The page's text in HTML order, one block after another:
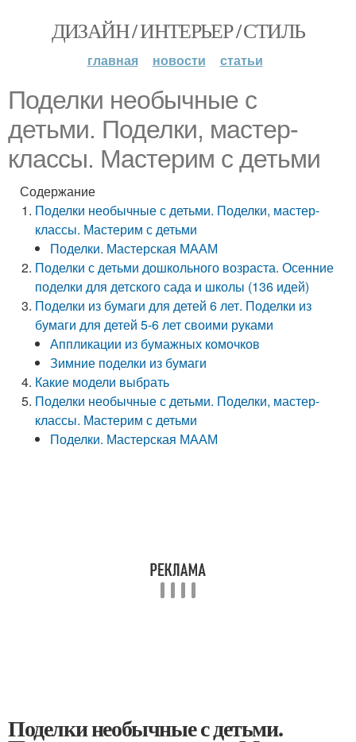
ДИЗАЙН / ИНТЕРЬЕР / СТИЛЬ
главная новости статьи
Поделки необычные с
детьми. Поделки, мастер-
классы. Мастерим с детьми
Содержание
Поделки необычные с детьми. Поделки, мастер-
классы. Мастерим с детьми
Поделки. Мастерская МААМ
Поделки с детьми дошкольного возраста. Осенние
поделки для детского сада и школы (136 идей)
Поделки из бумаги для детей 6 лет. Поделки из
бумаги для детей 5-6 лет своими руками
Аппликации из бумажных комочков
Зимние поделки из бумаги
Какие модели выбрать
Поделки необычные с детьми. Поделки, мастер-
классы. Мастерим с детьми
Поделки. Мастерская МААМ
Поделки необычные с детьми.